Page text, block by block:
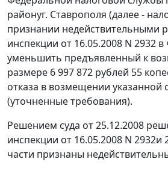
районуг. Ставрополя (далее -
признании недействительными
инспекции от 16.05.2008 N 2932
уменьшить предъявленный к
размере 6 997 872 рублей 55
отказа в возмещении указанной
(уточненные требования).
Решением суда от 25.12.2008
инспекции от 16.05.2008 N
части признаны